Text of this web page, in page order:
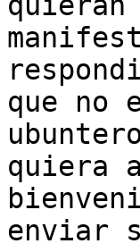
que
quiera
enviar